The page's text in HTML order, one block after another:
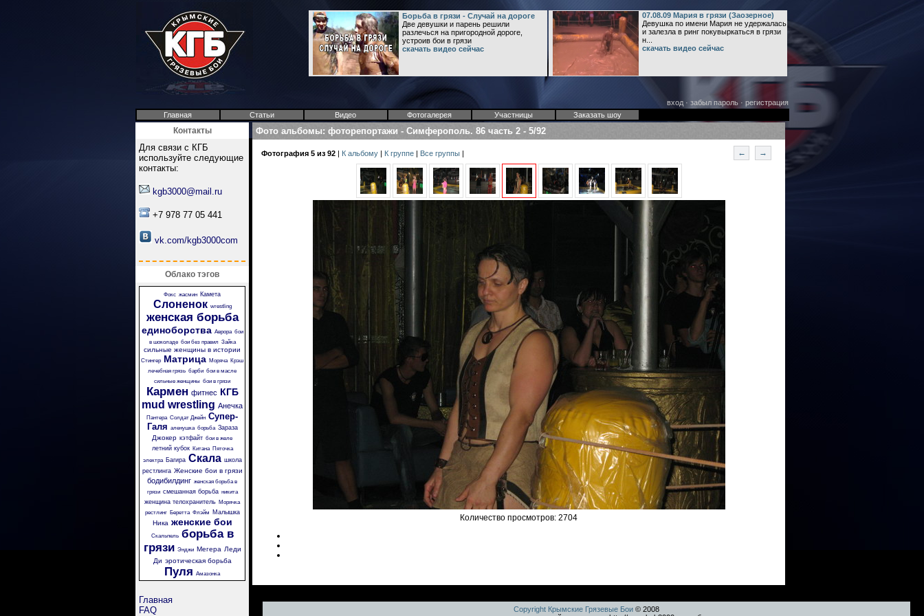
Борьба в грязи - Случай на дороге
Две девушки и парень решили
разлечься на пригородной дороге,
устроив бои в грязи
скачать видео сейчас
07.08.09 Мария в грязи (Заозерное)
Девушка по имени Мария не удержалась
и залезла в ринг покувыркаться в грязи
н...
скачать видео сейчас
вход· забыл пароль· регистрация
Главная
Статьи Видео Фотогалерея Участницы Заказать шоу
Контакты
Для связи с КГБ
используйте следующие
контакты:
kgb3000@mail.ru
+7 978 77 05 441
vk.com/kgb3000com
Облако тэгов
Фокс жасмин Камета
Слоненок wrestling
женская борьба
единоборства Аврора бои
в шоколаде бои без правил Зайка
сильные женщины в истории
Стингер Матрица Моряча Крэш
лечебная грязь барби бои в масле
сильные женщины бои в грязи
Кармен фитнес КГБ
mud wrestling Анечка
Пантера Солдат Джейн Супер-
Галя аленушка борьба Зараза
Джокер кэтфайт бои в желе
летний кубок Китана
Пяточка
электра
Багира Скала школа
рестлинга Женские бои в грязи
бодибилдинг женская борьба в
грязи смешанная борьба никита
женщина телохранитель Морячка
рестлинг
Беретта Флэйм Малышка
Ника женские бои
Скальпель борьба в
грязи Энджи Мегера Леди
Ди эротическая борьба
Пуля Амазонка
Главная
FAQ
Фото альбомы: фоторепортажи - Симферополь. 86 часть 2 - 5/92
Фотография 5 из 92 | К альбому | К группе | Все группы | ← →
Количество просмотров: 2704
Copyright Крымские Грязевые Бои © 2008